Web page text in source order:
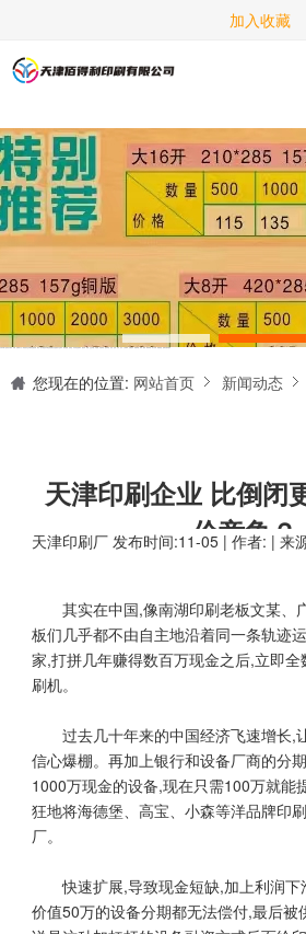
加入收藏
海报印刷
服务项目
经营范围
设备展示
新闻动态
关于我们
联系我们
您现在的位置: 网站首页 新闻动态
天津印刷企业 比倒闭
价竞争？
天津印刷厂 发布时间:11-05 | 作者: | 来
其实在中国,像南湖印刷老板文某、
板们几乎都不由自主地沿着同一条轨迹
家,打拼几年赚得数百万现金之后,立即
刷机。
过去几十年来的中国经济飞速增长,
信心爆棚。再加上银行和设备厂商的分
1000万现金的设备,现在只需100万就能
狂地将海德堡、高宝、小森等洋品牌印
厂。
快速扩展,导致现金短缺,加上利润下
价值50万的设备分期都无法偿付,最后被